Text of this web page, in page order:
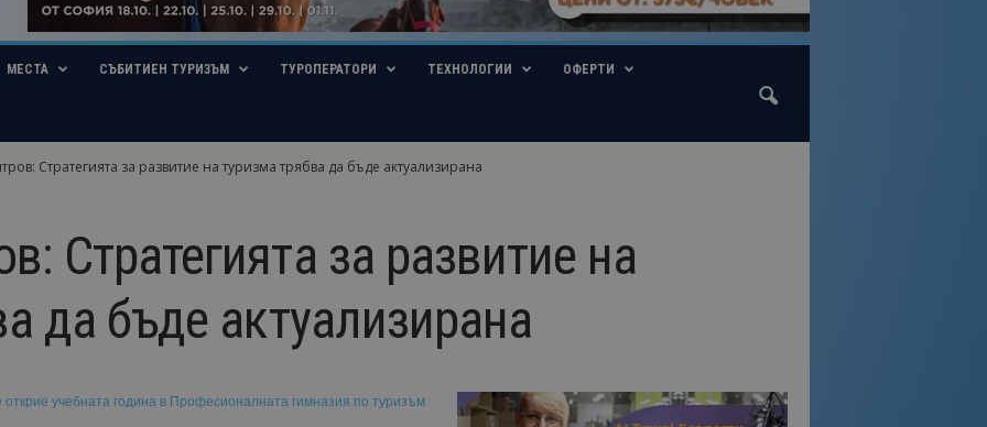
МЕСТА СЪБИТИЕН ТУРИЗЪМ ТУРОПЕРАТОРИ ТЕХНОЛОГИИ ОФЕРТИ
Стратегията за развитие на туризма трябва да бъде актуализирана
Стратегията за развитие на
да бъде актуализирана